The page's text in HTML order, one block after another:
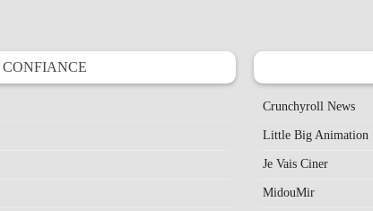
CONFIANCE
Crunchyroll News
Little Big Animation
Je Vais Ciner
MidouMir